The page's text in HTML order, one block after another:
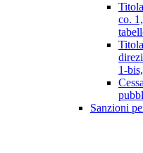
co.
1-
Sanzioni